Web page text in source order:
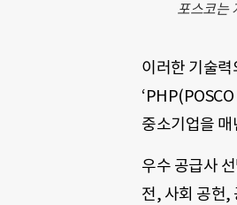
포스코는
이러한 기술
중소기업을
우수 공급사
전, 사회 공헌,